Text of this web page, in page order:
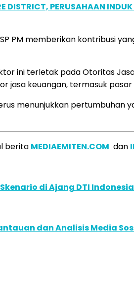
DISTRICT, PERUSAHAAN
PM memberikan kontribusi
ini terletak pada Otoritas
jasa keuangan, termasuk pasar
menunjukkan
berita MEDIAEMITEN.COM dan
di Ajang DTI
dan Analisis Media